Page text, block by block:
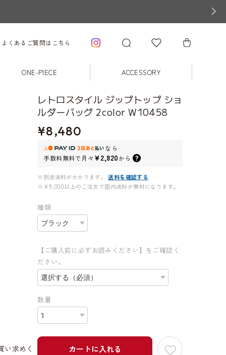
よくあるご質問はこちら
ONE-PIECE ACCESSORY
求めく
レトロスタイル ジップトップ ショ
ルダーバッグ 2color W10458
¥8,480
なら
手数料無料で月々 ¥2,820から
※別途送料がかかります。
送料を確認する
※¥9,000以上のご注文で国内送料が無料になります。
種類
【ご購入前に必ずお読みください】をご確認く
ださい。
数量
カートに入れる